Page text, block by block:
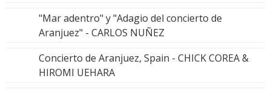
"Mar adentro" y "Adagio del concierto de
Aranjuez" - CARLOS NUÑEZ
Concierto de Aranjuez, Spain - CHICK COREA &
HIROMI UEHARA